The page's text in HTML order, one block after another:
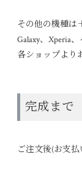
その他の機種は
Galaxy、Xperia
各ショップより
完成まで
ご注文後(お支払